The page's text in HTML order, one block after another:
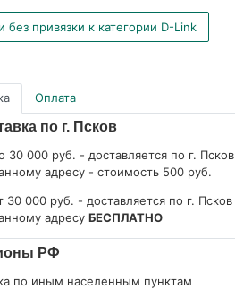
без привязки к категории D-Link
Оплата
по г. Псков
30 000 руб. - доставляется по г. Псков
адресу - стоимость 500 руб.
30 000 руб. - доставляется по г. Псков
адресу БЕСПЛАТНО
РФ
по иным населенным пунктам